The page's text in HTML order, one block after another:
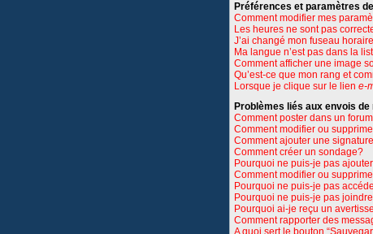
Préférences et paramètres
Comment modifier mes
Les heures ne sont pas
J’ai changé mon fuseau
Ma langue n’est pas dans la
Comment afficher une image
Qu’est-ce que mon rang et
Lorsque je clique sur le lien e-
Problèmes liés aux envois de
Comment poster dans un
Comment modifier ou
Comment ajouter une
Comment créer un sondage?
Pourquoi ne puis-je pas
Comment modifier ou
Pourquoi ne puis-je pas
Pourquoi ne puis-je pas
Pourquoi ai-je reçu un
Comment rapporter des
A quoi sert le bouton